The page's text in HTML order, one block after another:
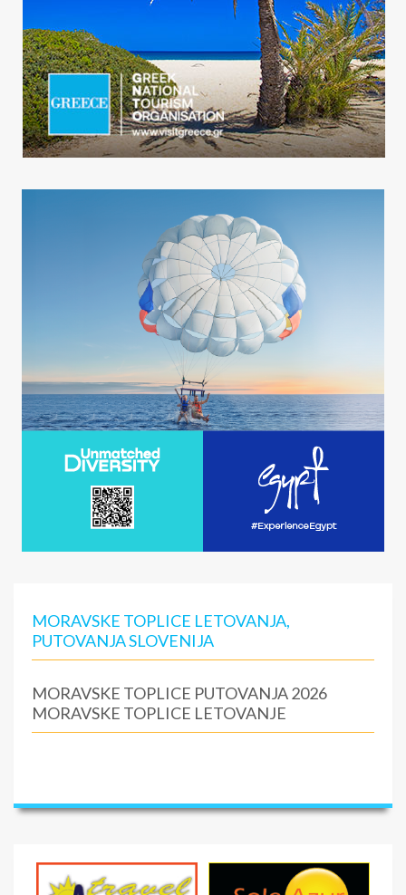
MORAVSKE TOPLICE LETOVANJA,
PUTOVANJA SLOVENIJA
MORAVSKE TOPLICE PUTOVANJA 2026
MORAVSKE TOPLICE LETOVANJE